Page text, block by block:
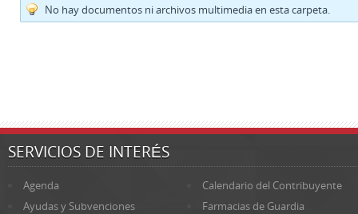
No hay documentos ni archivos multimedia en esta carpeta.
SERVICIOS DE INTERÉS
Agenda
Calendario del Contribuyente
Ayudas y Subvenciones
Farmacias de Guardia